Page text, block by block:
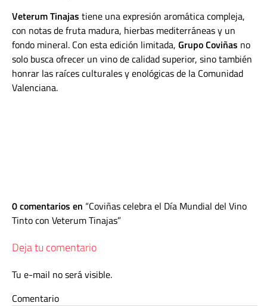
Veterum Tinajas tiene una expresión aromática compleja,
con notas de fruta madura, hierbas mediterráneas y un
fondo mineral. Con esta edición limitada, Grupo Coviñas no
solo busca ofrecer un vino de calidad superior, sino también
honrar las raíces culturales y enológicas de la Comunidad
Valenciana.
0 comentarios en Coviñas celebra el Día Mundial del Vino
Tinto con Veterum Tinajas
Deja tu comentario
Tu e-mail no será visible.
Comentario